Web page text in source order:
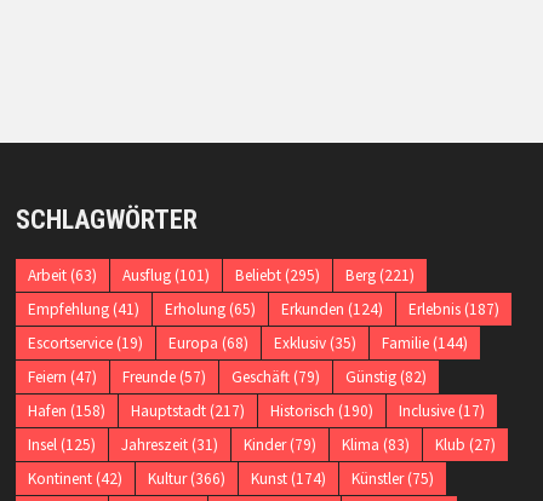
SCHLAGWÖRTER
Arbeit(63) Ausflug(101) Beliebt(295) Berg(221)
Empfehlung(41) Erholung(65) Erkunden (124) Erlebnis(187)
Escortservice(19) Europa (68) Exklusiv(35) Familie(144)
Feiern (47) Freunde(57) Geschäft(79) Günstig(82)
Hafen (158) Hauptstadt(217) Historisch (190) Inclusive(17)
Insel(125) Jahreszeit(31) Kinder(79) Klima (83) Klub (27)
Kontinent(42) Kultur(366) Kunst(174) Künstler(75)